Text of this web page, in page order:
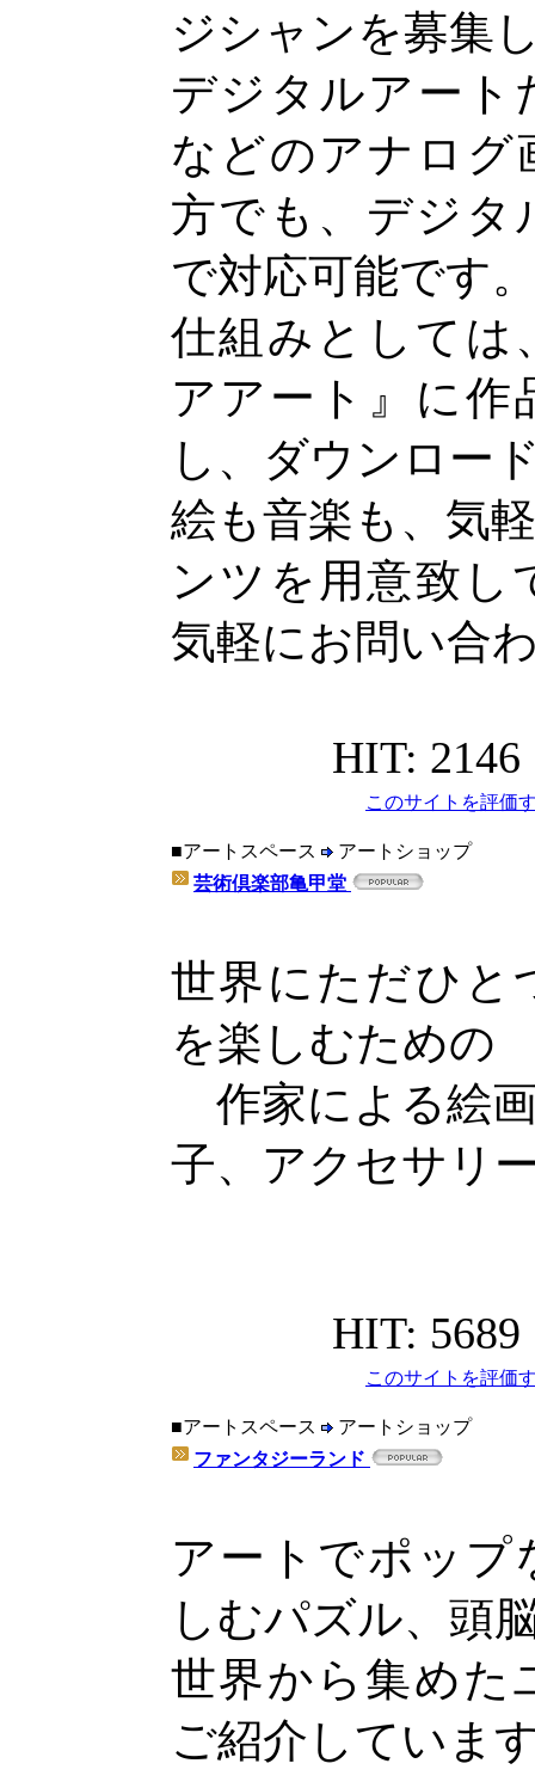
ジシャンを募集
デジタルアート
などのアナログ
方でも、デジタ
で対応可能です
仕組みとしては
アアート』に作
し、ダウンロー
絵も音楽も、気
ンツを用意致し
気軽にお問い合
HIT: 2146
このサイトを評価
■アートスペース
アートショップ
芸術倶楽部亀甲堂
世界にただひと
を楽しむための
作家による絵
子、アクセサリ
HIT: 5689
このサイトを評価
■アートスペース
アートショップ
ファンタジーランド
アートでポップ
しむパズル、頭
世界から集めた
ご紹介していま